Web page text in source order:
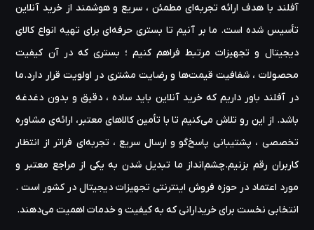
آفلند با هدف ارائه‌ تجربه‌ای مطمئن ، سریع و هوشمند از خرید آنلاین
تأسیس شده است. ما بر آنیم تا بستری حرفه‌ای برای تهیه‌ انواع کالای
دیجیتال و تجهیزات مرتبط فراهم کنیم ؛ بستری که در آن کیفیت
محصولات ، شفافیت قیمت‌ها و رضایت مشتری در اولویت قرار دارد.ما
در آفلند باور داریم که خرید آنلاین باید ساده ، دقیق و بدون دغدغه
باشد. از این رو تلاش می‌کنیم تا با تأمین کالاهای معتبر، ارائه‌ی مشاوره‌
تخصصی ، پشتیبانی پاسخ‌گو و ارسال سریع ، تجربه‌ای فراتر از انتظار
کاربران رقم بزنیم.چشم‌انداز ما تبدیل شدن به یکی از مراجع معتبر و
مورد اعتماد در حوزه‌ فروش اینترنتی تجهیزات دیجیتال در کشور است .
انتخابی نخست برای خریدارانی که به کیفیت و خدمات اهمیت می‌دهند.